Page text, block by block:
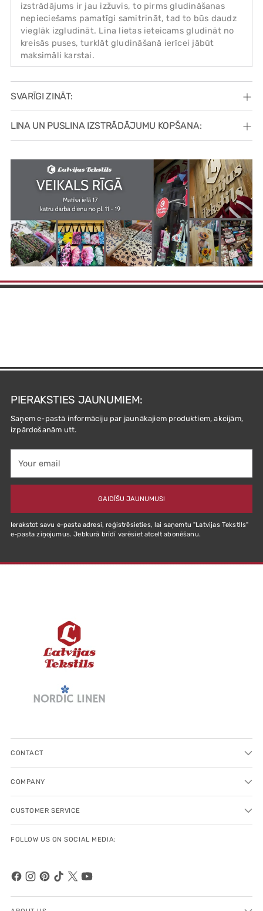
izstrādājums ir jau izžuvis, to pirms gludināšanas
nepieciešams pamatīgi samitrināt, tad to būs daudz
vieglāk izgludināt. Lina lietas ieteicams gludināt no
kreisās puses, turklāt gludināšanā ierīcei jābūt
maksimāli karstai.
SVARĪGI ZINĀT:
LINA UN PUSLINA IZSTRĀDĀJUMU KOPŠANA:
PIERAKSTIES JAUNUMIEM:
Saņem e-pastā informāciju par jaunākajiem produktiem, akcijām,
izpārdošanām utt.
email
GAIDĪŠU JAUNUMUS!
Ierakstot savu e-pasta adresi, reģistrēsieties, lai saņemtu "Latvijas Tekstlls"
e-pasta ziņojumus. Jebkurā brīdī varēsiet atcelt abonēšanu.
CONTACT
COMPANY
CUSTOMER SERVICE
FOLLOW US ON SOCIAL MEDIA: